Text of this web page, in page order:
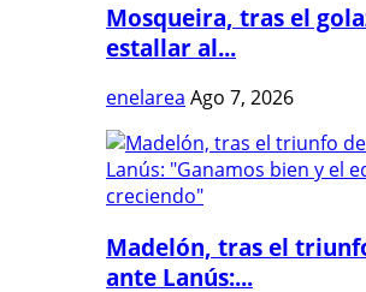
Mosqueira, tras el
estallar al...
enelarea Ago 7, 2026
Madelón, tras el
ante Lanús:...